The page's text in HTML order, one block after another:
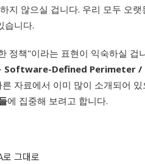
지 않으실 겁니다. 우리 모두 오랫
습니다.
정책"이라는 표현이 익숙하실 겁
Software-Defined Perimeter /
자료에서 이미 많이 소개되어 있
에 집중해 보려고 합니다.
그대로